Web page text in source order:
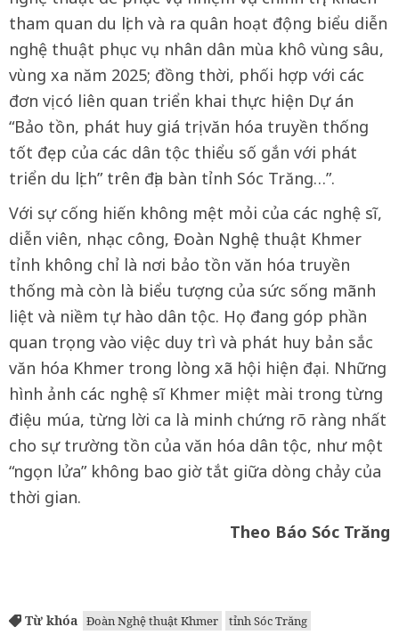
tham quan du lịch và ra quân hoạt động biểu diễn
nghệ thuật phục vụ nhân dân mùa khô vùng sâu,
vùng xa năm 2025; đồng thời, phối hợp với các
đơn vị có liên quan triển khai thực hiện Dự án
“Bảo tồn, phát huy giá trị văn hóa truyền thống
tốt đẹp của các dân tộc thiểu số gắn với phát
triển du lịch” trên địa bàn tỉnh Sóc Trăng…”.
Với sự cống hiến không mệt mỏi của các nghệ sĩ,
diễn viên, nhạc công, Đoàn Nghệ thuật Khmer
tỉnh không chỉ là nơi bảo tồn văn hóa truyền
thống mà còn là biểu tượng của sức sống mãnh
liệt và niềm tự hào dân tộc. Họ đang góp phần
quan trọng vào việc duy trì và phát huy bản sắc
văn hóa Khmer trong lòng xã hội hiện đại. Những
hình ảnh các nghệ sĩ Khmer miệt mài trong từng
điệu múa, từng lời ca là minh chứng rõ ràng nhất
cho sự trường tồn của văn hóa dân tộc, như một
“ngọn lửa” không bao giờ tắt giữa dòng chảy của
thời gian.
Theo Báo Sóc Trăng
Từ khóa Đoàn Nghệ thuật Khmer
tỉnh Sóc Trăng